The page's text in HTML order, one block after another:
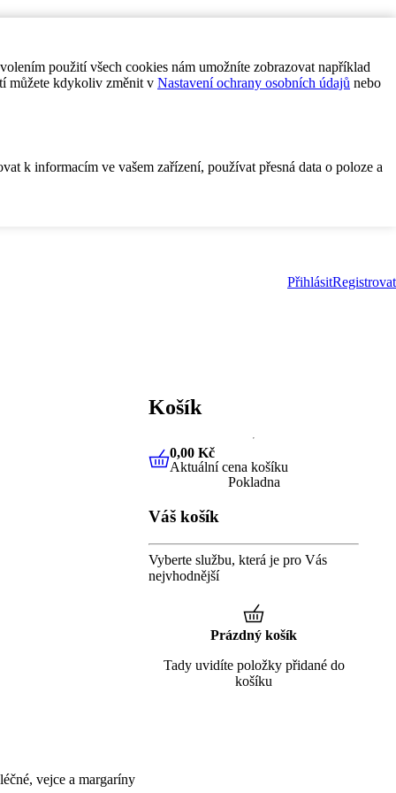
použití všech cookies nám umožníte zobrazovat například
můžete kdykoliv změnit v Nastavení ochrany osobních údajů nebo
k informacím ve vašem zařízení, používat přesná data o poloze a
PřihlásitRegistrovat
vejce a margaríny
Košík
0,00 KčAktuální cena košíku
0,00 Kč
Aktuální cena košíku
Pokladna
Váš košík
Vyberte službu, která je pro Vás
nejvhodnější
Prázdný košík
Tady uvidíte položky přidané do
košíku